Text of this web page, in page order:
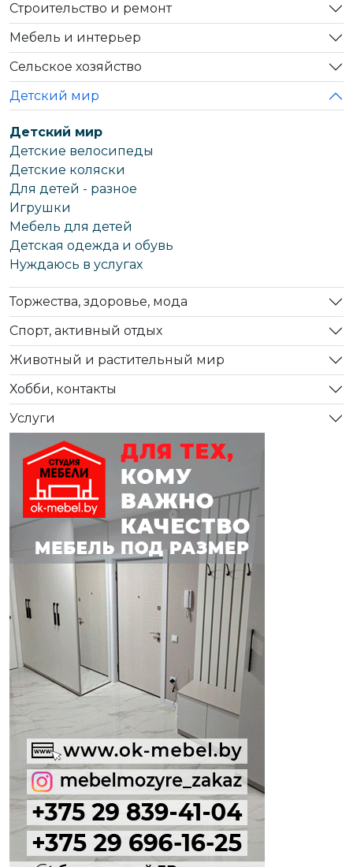
Строительство и ремонт
Мебель и интерьер
Сельское хозяйство
Детский мир
Детский мир
Детские велосипеды
Детские коляски
Для детей - разное
Игрушки
Мебель для детей
Детская одежда и обувь
Нуждаюсь в услугах
Торжества, здоровье, мода
Спорт, активный отдых
Животный и растительный мир
Хобби, контакты
Услуги